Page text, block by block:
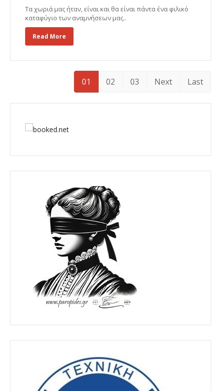
Τα χωριά μας ήταν, είναι και θα είναι πάντα ένα φιλικό
καταφύγιο των αναμνήσεων μας..
Read More
01 02 03 Next Last